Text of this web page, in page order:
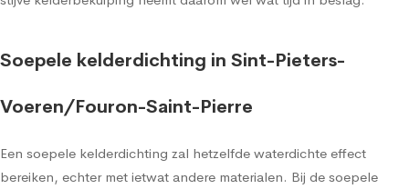
Soepele kelderdichting in Sint-Pieters-
Voeren/Fouron-Saint-Pierre
Een soepele kelderdichting zal hetzelfde waterdichte effect
bereiken, echter met ietwat andere materialen. Bij de soepele